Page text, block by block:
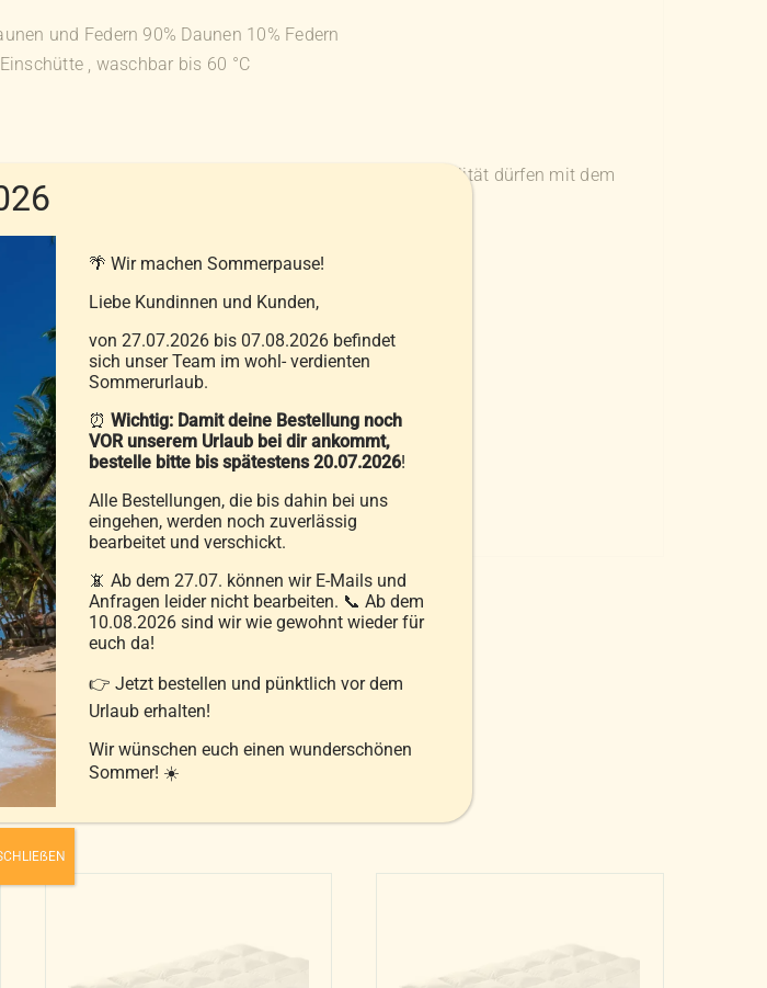
und Federn 90% Daunen 10% Federn
, waschbar bis 60 °C
Prüfinstitute kontrolliert: Nur Bettwaren von höchster Qualität dürfen mit dem
werden.
die nicht von lebenden Tieren gewonnen wurden.
werden Milben abgewiesen.
🌴 Wir machen Sommerpause!
Liebe Kundinnen und Kunden,
von 27.07.2026 bis 07.08.2026 befindet
sich unser Team im wohl- verdienten
Sommerurlaub.
⏰ Wichtig: Damit deine Bestellung noch
VOR unserem Urlaub bei dir ankommt,
bestelle bitte bis spätestens 20.07.2026!
Alle Bestellungen, die bis dahin bei uns
eingehen, werden noch zuverlässig
bearbeitet und verschickt.
📵 Ab dem 27.07. können wir E-Mails und
Anfragen leider nicht bearbeiten. 📞 Ab dem
10.08.2026 sind wir wie gewohnt wieder für
euch da!
👉 Jetzt bestellen und pünktlich vor dem
Urlaub erhalten!
Wir wünschen euch einen wunderschönen
Sommer! ☀️